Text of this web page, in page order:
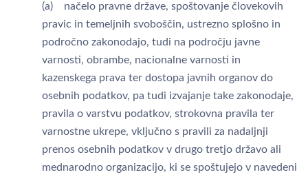
(a) načelo pravne države, spoštovanje človekovih
pravic in temeljnih svoboščin, ustrezno splošno in
področno zakonodajo, tudi na področju javne
varnosti, obrambe, nacionalne varnosti in
kazenskega prava ter dostopa javnih organov do
osebnih podatkov, pa tudi izvajanje take zakonodaje,
pravila o varstvu podatkov, strokovna pravila ter
varnostne ukrepe, vključno s pravili za nadaljnji
prenos osebnih podatkov v drugo tretjo državo ali
mednarodno organizacijo, ki se spoštujejo v navedeni